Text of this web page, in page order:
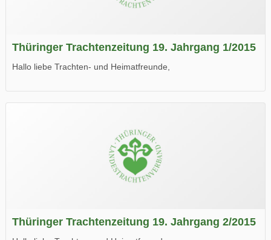
Thüringer Trachtenzeitung 19. Jahrgang 1/2015
Hallo liebe Trachten- und Heimatfreunde,
Wir wünschen Euch viel Spaß beim Lesen.
Thüringer Trachtenzeitung 19. Jahrgang 2/2015